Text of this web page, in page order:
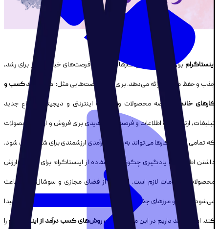
اینستاگرام برای انواع کسب و کارها و مشاغل فرصت‌های خیلی خوبی برای رشد،
جذب و حفظ مشتری ارائه می‌دهد. برای مثال فرصت‌هایی مثل: امکان رشدکسب و
کارهای خانگی
، عرضه محصولات و خدمات اینترنتی و دیجیتالی، انواع جدید
تبلیغات، ارتباطات و اطلاعات و فرصت‌های جدیدی برای فروش و ارسال محصولات
که تمامی این راهکارها می‌تواند به جریان درآمدی ارزشمندی برای شما تبدیل شود.
داشتن اطلاعات و یادگیری چگونگی استفاده از اینستاگرام برای افزودن ارزش
محصولات و خدمات لازم است. استفاده از فضای مجازی و سوشال مدیا، باعث
می‌شود فاصله و مرزهای جغرافیایی ارزش کمتری بین مشتریان و عرضه کنند پیدا
‌کند. امروز قصد داریم در این مقاله
بهترین روش‌های کسب درآمد از اینستاگرام را